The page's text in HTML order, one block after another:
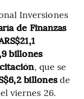
Inversiones
de Finanzas
billones
, que se
billonesde
viernes 26.